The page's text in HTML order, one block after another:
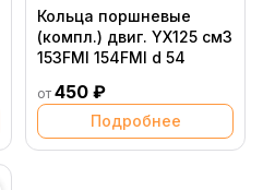
Кольца поршневые
(компл.) двиг. YX125 см3
153FMI 154FMI d 54
от 450 ₽
Подробнее